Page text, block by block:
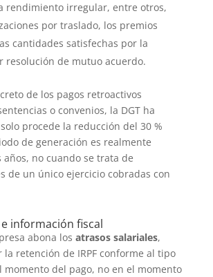
rendimiento irregular, entre otros,
por traslado, los premios
cantidades satisfechas por la
resolución de mutuo acuerdo.
de los pagos retroactivos
o convenios, la DGT ha
procede la reducción del 30 %
de generación es realmente
no cuando se trata de
de un único ejercicio cobradas con
información fiscal
abona los atrasos salariales,
retención de IRPF conforme al tipo
momento del pago, no en el momento